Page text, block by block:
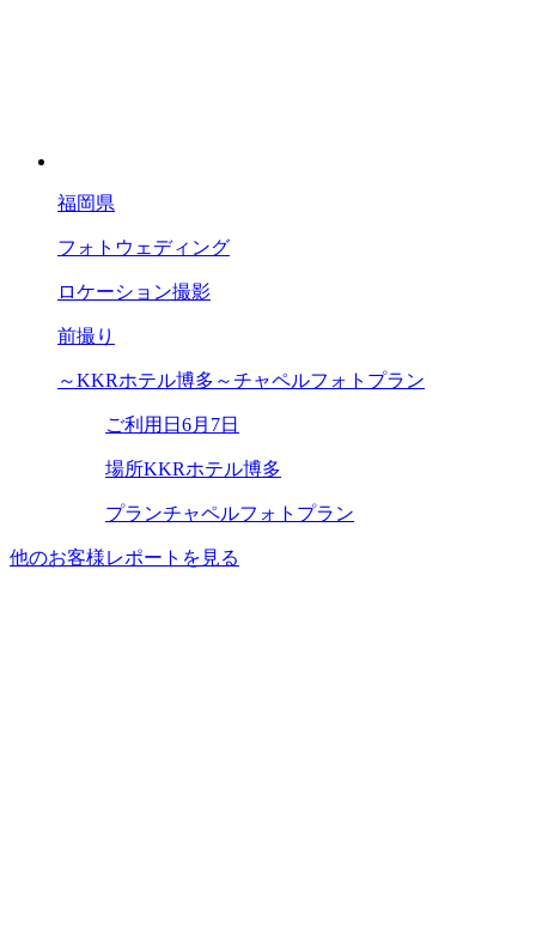
福岡県
フォトウェディング
ロケーション撮影
前撮り
～KKRホテル博多～チャペルフォトプラン
ご利用日 6月7日
場所KKRホテル博多
プランチャペルフォトプラン
他のお客様レポートを見る